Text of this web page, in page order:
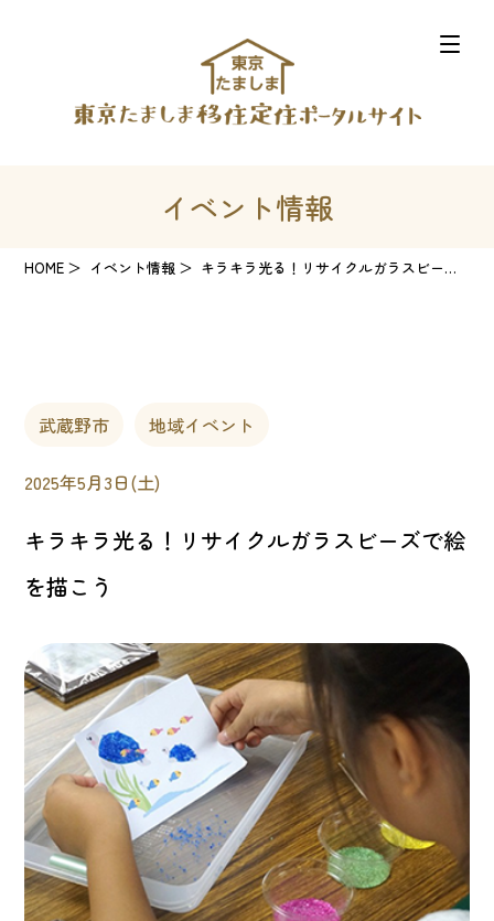
イベント情報
HOME イベント情報 キラキラ光る！リサイクルガラスビーズで絵を描こう
武蔵野市 地域イベント
2025年5月3日(土)
キラキラ光る！リサイクルガラスビーズで絵
を描こう